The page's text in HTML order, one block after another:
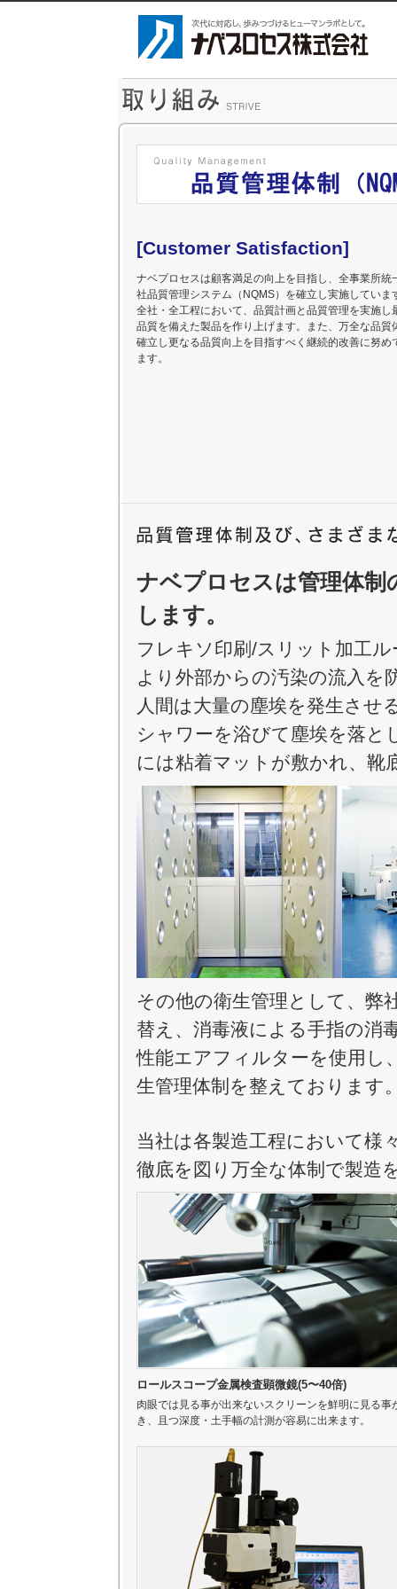
[Customer Satisfaction]
ナベプロセスは顧客満足の向上を目指し、全事業所統
社品質管理システム（NQMS）を確立し実施していま
全社・全工程において、品質計画と品質管理を実施し
品質を備えた製品を作り上げます。また、万全な品質
確立し更なる品質向上を目指すべく継続的改善に努め
ます。
ナベプロセスは管理体制
します。
フレキソ印刷/スリット加工
より外部からの汚染の流入を
人間は大量の塵埃を発生させ
シャワーを浴びて塵埃を落と
には粘着マットが敷かれ、靴
その他の衛生管理として、弊
替え、消毒液による手指の消
性能エアフィルターを使用し
生管理体制を整えております
当社は各製造工程において様
徹底を図り万全な体制で製造
ロールスコープ金属検査顕微鏡(5〜40倍)
肉眼では見る事が出来ないスクリーンを鮮明に見る事
き、且つ深度・土手幅の計測が容易に出来ます。